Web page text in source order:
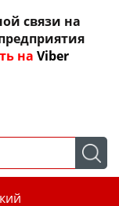
связи на
на Viber